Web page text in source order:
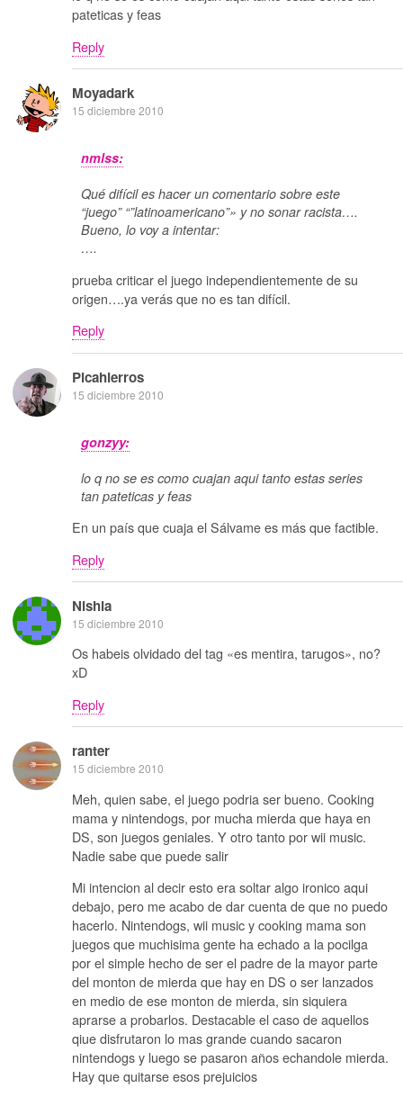
pateticas y feas
Reply
Moyadark
15 diciembre 2010
nmlss:
Qué difícil es hacer un comentario sobre este
“juego” “”latinoamericano”» y no sonar racista….
Bueno, lo voy a intentar:
….
prueba criticar el juego independientemente de su
origen….ya verás que no es tan difícil.
Reply
Picahierros
15 diciembre 2010
gonzyy:
lo q no se es como cuajan aqui tanto estas series
tan pateticas y feas
En un país que cuaja el Sálvame es más que factible.
Reply
Nishia
15 diciembre 2010
Os habeis olvidado del tag «es mentira, tarugos», no?
xD
Reply
ranter
15 diciembre 2010
Meh, quien sabe, el juego podria ser bueno. Cooking
mama y nintendogs, por mucha mierda que haya en
DS, son juegos geniales. Y otro tanto por wii music.
Nadie sabe que puede salir
Mi intencion al decir esto era soltar algo ironico aqui
debajo, pero me acabo de dar cuenta de que no puedo
hacerlo. Nintendogs, wii music y cooking mama son
juegos que muchisima gente ha echado a la pocilga
por el simple hecho de ser el padre de la mayor parte
del monton de mierda que hay en DS o ser lanzados
en medio de ese monton de mierda, sin siquiera
aprarse a probarlos. Destacable el caso de aquellos
qiue disfrutaron lo mas grande cuando sacaron
nintendogs y luego se pasaron años echandole mierda.
Hay que quitarse esos prejuicios